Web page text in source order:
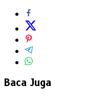
Baca Juga